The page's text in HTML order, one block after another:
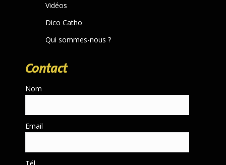
Vidéos
Dico Catho
Qui sommes-nous ?
Contact
Nom
Email